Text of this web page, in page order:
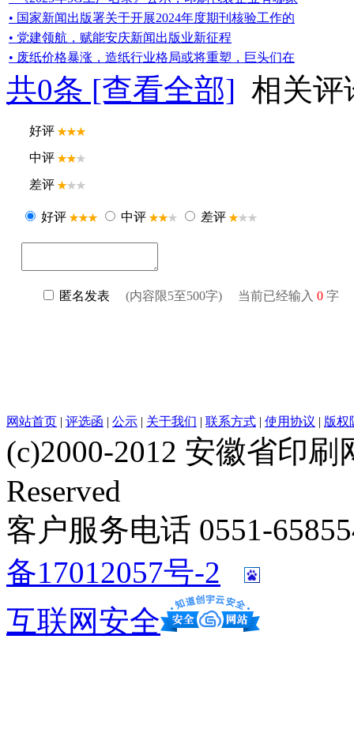
• 国家新闻出版署关于开展2024年度期刊核验工作的
• 党建领航，赋能安庆新闻出版业新征程
• 废纸价格暴涨，造纸行业格局或将重塑，巨头们在
共0条 [查看全部] 相关评
网站首页 | 评选函 | 公示 | 关于我们 | 联系方式 | 使用协议 | 版权
(c)2000-2012 安徽省印刷
Reserved
客户服务电话 0551-
备17012057号-2
互联网安全